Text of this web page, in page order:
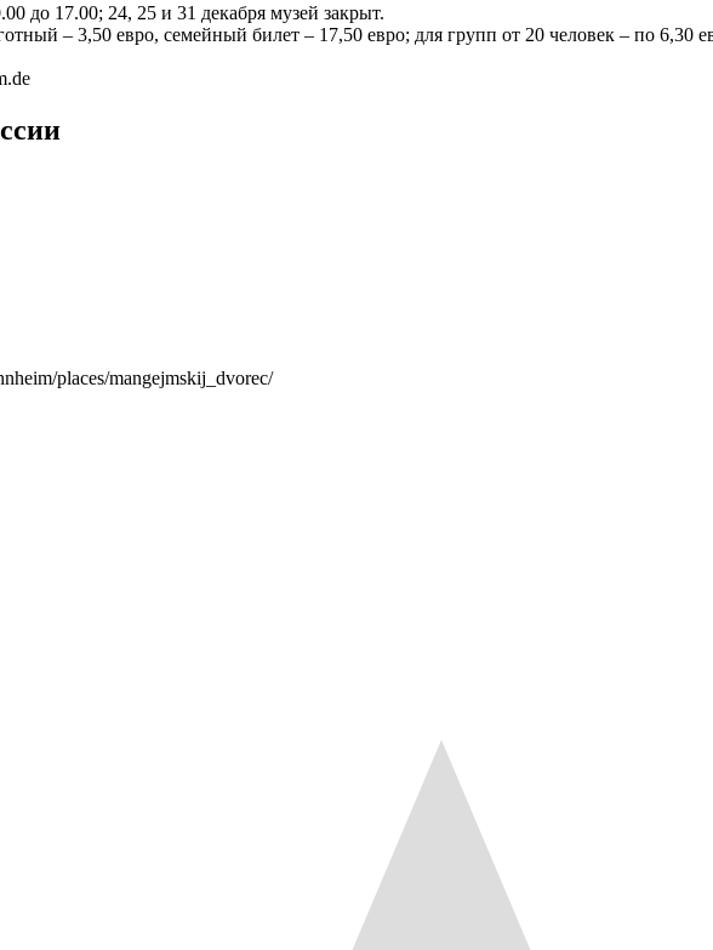
до 17.00; 24, 25 и 31 декабря музей закрыт.
– 3,50 евро, семейный билет – 17,50 евро; для групп от 20 человек – по 6,30
places/mangejmskij_dvorec/